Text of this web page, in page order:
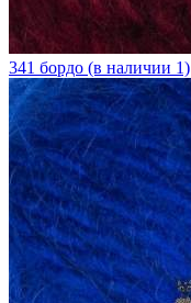
341 бордо (в наличии 1)